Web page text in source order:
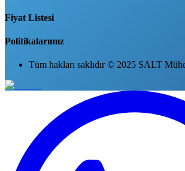
Fiyat Listesi
Politikalarımız
Tüm hakları saklıdır © 2025 SALT